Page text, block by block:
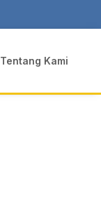
Tentang Kami